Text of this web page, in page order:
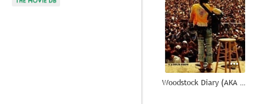
Woodstock Diary (AKA The Woodstock Diaries)